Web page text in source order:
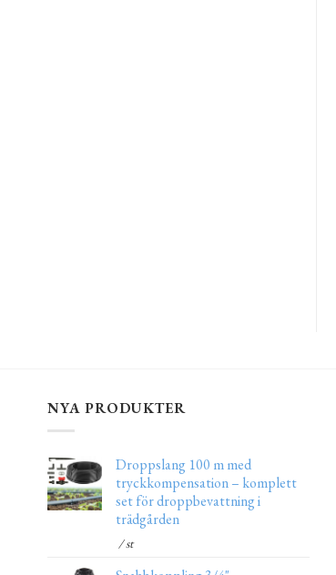
NYA PRODUKTER
Droppslang 100 m med
tryckkompensation – komplett
set för droppbevattning i
trädgården
/ st